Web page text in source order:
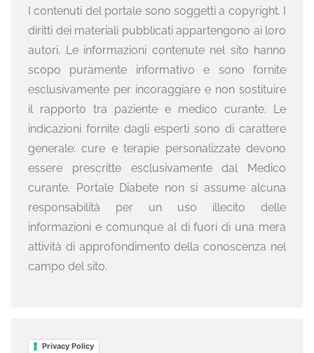
I contenuti del portale sono soggetti a copyright. I
diritti dei materiali pubblicati appartengono ai loro
autori. Le informazioni contenute nel sito hanno
scopo puramente informativo e sono fornite
esclusivamente per incoraggiare e non sostituire
il rapporto tra paziente e medico curante. Le
indicazioni fornite dagli esperti sono di carattere
generale: cure e terapie personalizzate devono
essere prescritte esclusivamente dal Medico
curante. Portale Diabete non si assume alcuna
responsabilità per un uso illecito delle
informazioni e comunque al di fuori di una mera
attività di approfondimento della conoscenza nel
campo del sito.
Privacy Policy